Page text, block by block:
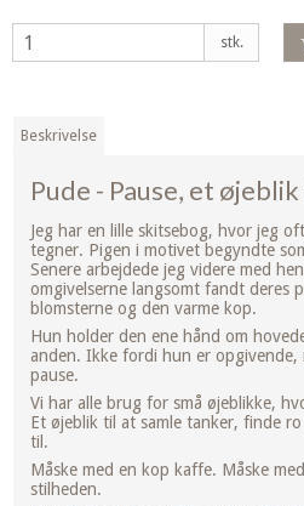
stk.
Beskrivelse
Pude - Pause, et
Jeg har en lille skitsebog, hvor jeg
tegner. Pigen i motivet begyndte
Senere arbejdede jeg videre med
omgivelserne langsomt fandt deres
blomsterne og den varme kop.
Hun holder den ene hånd om
anden. Ikke fordi hun er
pause.
Vi har alle brug for små øjeblikke,
Et øjeblik til at samle tanker, finde
til.
Måske med en kop kaffe. Måske
stilheden.